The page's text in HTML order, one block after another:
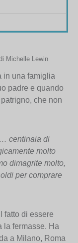
Michelle Lewin
in una famiglia
padre e quando
che non
centinaia di
molto
dimagrite molto,
per comprare
fatto di essere
la fermasse. Ha
a Milano, Roma